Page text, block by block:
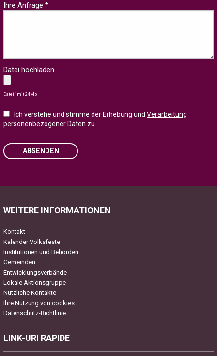
Ihre Anfrage *
Datei hochladen
Dateilimit 24Mb
Ich verstehe und stimme der Erhebung undVerarbeitung
personenbezogener Daten zu.
ABSENDEN
WEITERE INFORMATIONEN
Kontakt
Kalender Volksfeste
Institutionen und Behörden
Gemeinden
Entwicklungsverbände
Lokale Aktionsgruppe
Nützliche Kontakte
Ihre Nutzung von cookies
Datenschutz-Richtlinie
LINK-URI RAPIDE